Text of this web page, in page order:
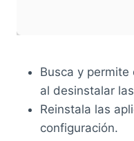
Busca y
al desinstalar
Reinstala las
configuración.